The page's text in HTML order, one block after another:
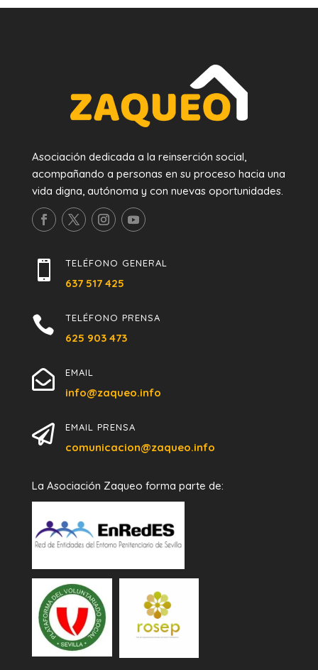
Asociación dedicada a la reinserción social,
acompañando a personas en su proceso hacia una
vida digna, autónoma y con nuevas oportunidades.
 TELÉFONO GENERAL
637 517 425
 TELÉFONO PRENSA
625 903 473
 EMAIL
info@zaqueo.info
 EMAIL PRENSA
comunicacion@zaqueo.info
La Asociación Zaqueo forma parte de: